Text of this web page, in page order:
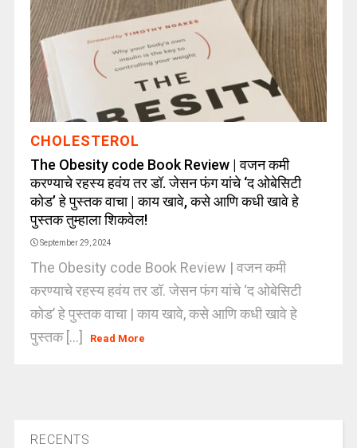
CHOLESTEROL
The Obesity code Book Review | वजन कमी
करण्याचे रहस्य हवंय तर डॉ. जेसन फंग यांचे ‘द ओबेसिटी
कोड’ हे पुस्तक वाचा | काय खावे, कसे आणि कधी खावे हे
पुस्तक तुम्हाला शिकवेल!
September 29, 2024
The Obesity code Book Review | वजन कमी
करण्याचे रहस्य हवंय तर डॉ. जेसन फंग यांचे ‘द ओबेसिटी
कोड’ हे पुस्तक वाचा | काय खावे, कसे आणि कधी खावे हे
पुस्तक [...]
Read More
RECENTS